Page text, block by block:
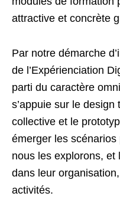
attractive et concrète
Par notre démarche
de l’Expérienciation
parti du caractère
s’appuie sur le design
collective et le
émerger les
nous les explorons, et
dans leur
activités.